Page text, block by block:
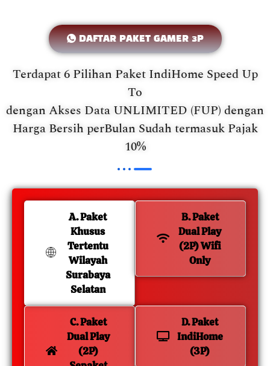
DAFTAR PAKET GAMER 3P
Terdapat 6 Pilihan Paket IndiHome Speed Up
To
dengan Akses Data UNLIMITED (FUP) dengan
Harga Bersih perBulan Sudah termasuk Pajak
10%
A. Paket
Khusus
Tertentu
Wilayah
Surabaya
Selatan
B. Paket
Dual Play
(2P) Wifi
Only
C. Paket
Dual Play
(2P)
D. Paket
IndiHome
(3P)